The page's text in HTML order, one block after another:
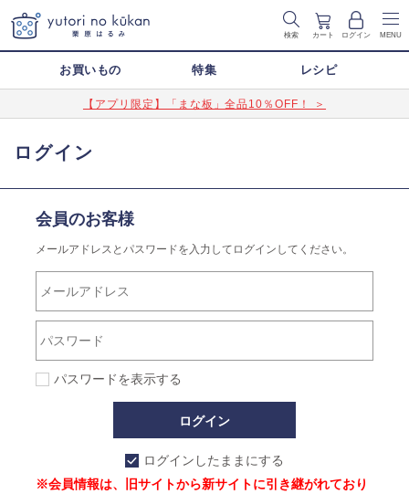
検索 カート ログイン MENU
お買いもの 特集 レシピ
【アプリ限定】「まな板」全品10％OFF！ ＞
ログイン
会員のお客様
メールアドレスとパスワードを入力してログインしてください。
パスワードを表示する
ログインしたままにする
※会員情報は、旧サイトから新サイトに引き継がれており